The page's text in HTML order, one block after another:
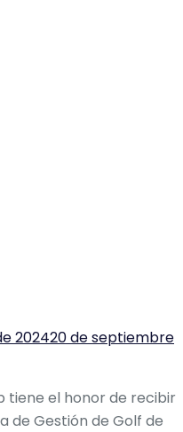
202420 de septiembre
tiene el honor de recibir
de Gestión de Golf de